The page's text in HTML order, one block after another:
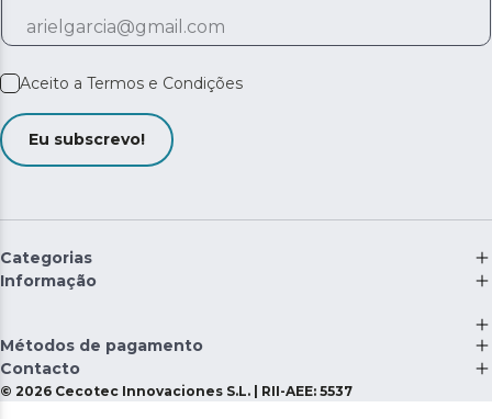
Aceito a Termos e Condições
Eu subscrevo!
Categorias
Informação
Métodos de pagamento
Contacto
© 2026 Cecotec Innovaciones S.L. | RII-AEE: 5537